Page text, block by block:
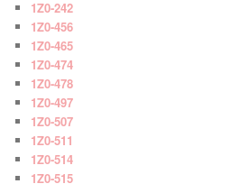
1Z0-242
1Z0-456
1Z0-465
1Z0-474
1Z0-478
1Z0-497
1Z0-507
1Z0-511
1Z0-514
1Z0-515